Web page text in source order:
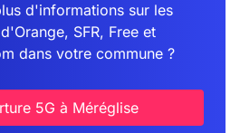
d'informations sur les
SFR, Free et
dans votre commune ?
5G à Méréglise